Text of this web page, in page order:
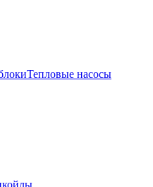
Тепловые насосы